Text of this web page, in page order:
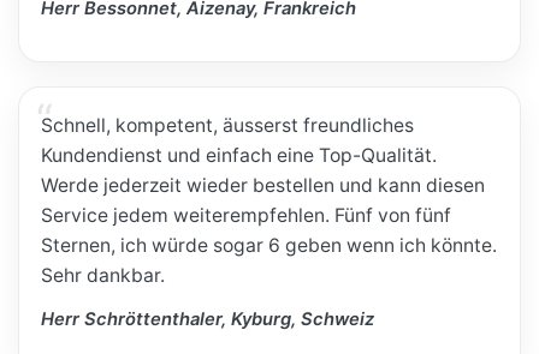
Herr Bessonnet, Aizenay, Frankreich
Schnell, kompetent, äusserst freundliches
Kundendienst und einfach eine Top-Qualität.
Werde jederzeit wieder bestellen und kann diesen
Service jedem weiterempfehlen. Fünf von fünf
Sternen, ich würde sogar 6 geben wenn ich könnte.
Sehr dankbar.
Herr Schröttenthaler, Kyburg, Schweiz